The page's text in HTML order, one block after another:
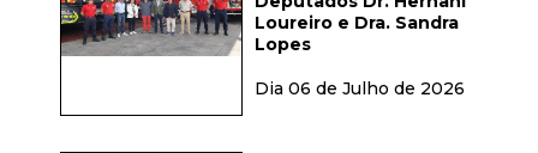
Loureiro e Dra. Sandra
Lopes
Dia 06 de Julho de 2026